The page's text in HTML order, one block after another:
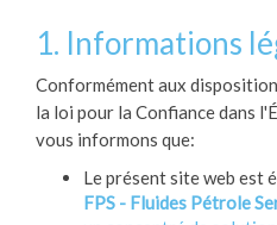
1. Informations
Conformément aux
la loi pour la Confiance dans
vous informons que:
Le présent site web est
FPS - Fluides Pétrole